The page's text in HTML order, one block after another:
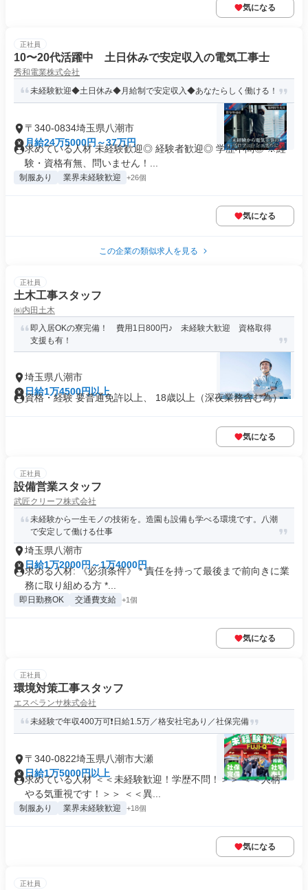
気になる
正社員
10〜20代活躍中 土日休みで安定収入の電気工事士
秀和電業株式会社
未経験歓迎◆土日休み◆月給制で安定収入◆あなたらしく働ける！
〒340-0834埼玉県八潮市
月給24万5000円～37万円
求めている人材 未経験歓迎◎ 経験者歓迎◎ 学歴不問◎ ※経
験・資格有無、問いません！...
制服あり 業界未経験歓迎 +26個
気になる
この企業の類似求人を見る
正社員
土木工事スタッフ
㈱内田土木
即入居OKの寮完備！ 費用1日800円♪ 未経験大歓迎 資格取得
支援も有！
埼玉県八潮市
日給1万4500円以上
資格・経験 要普通免許以上、 18歳以上（深夜業務含む為）
気になる
正社員
設備営業スタッフ
武匠クリーフ株式会社
未経験から一生モノの技術を。造園も設備も学べる環境です。八潮
で安定して働ける仕事
埼玉県八潮市
日給1万2000円～1万4000円
求める人材: 《必須条件》 * 責任を持って最後まで前向きに業
務に取り組める方 *...
即日勤務OK 交通費支給 +1個
気になる
正社員
環境対策工事スタッフ
エスペランサ株式会社
未経験で年収400万可❗日給1.5万／格安社宅あり／社保完備
〒340-0822埼玉県八潮市大瀬
日給1万5000円以上
求めている人材 ＜＜未経験歓迎！学歴不問！＞＞ ＜＜人柄・
やる気重視です！＞＞ ＜＜異...
制服あり 業界未経験歓迎 +18個
気になる
正社員